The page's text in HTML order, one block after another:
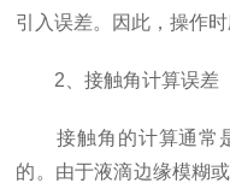
引入误差。因此，操作
2、接触角计算误差
接触角的计算通常是
的。由于液滴边缘模糊